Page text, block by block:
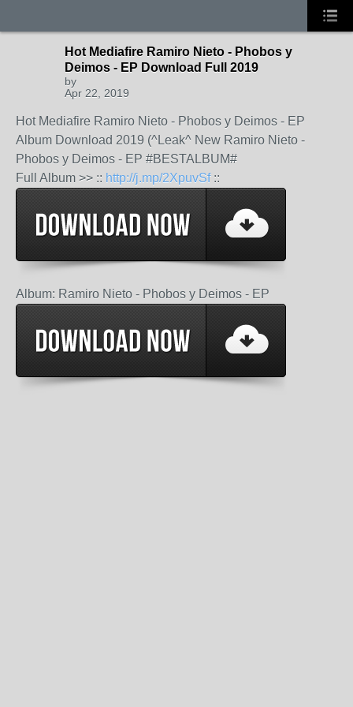
Hot Mediafire Ramiro Nieto - Phobos y
Deimos - EP Download Full 2019
by
Apr 22, 2019
Hot Mediafire Ramiro Nieto - Phobos y Deimos - EP
Album Download 2019 (^Leak^ New Ramiro Nieto -
Phobos y Deimos - EP #BESTALBUM#
Full Album >> :: http://j.mp/2XpuvSf::
Album: Ramiro Nieto - Phobos y Deimos - EP